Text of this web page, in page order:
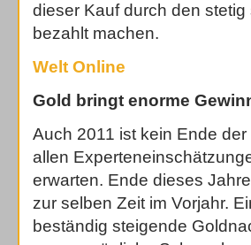
dieser Kauf durch den
bezahlt machen.
Welt Online
Gold bringt enorme
Auch 2011 ist kein Ende
allen
erwarten. Ende dieses
zur selben Zeit im Vorjahr.
beständig steigende